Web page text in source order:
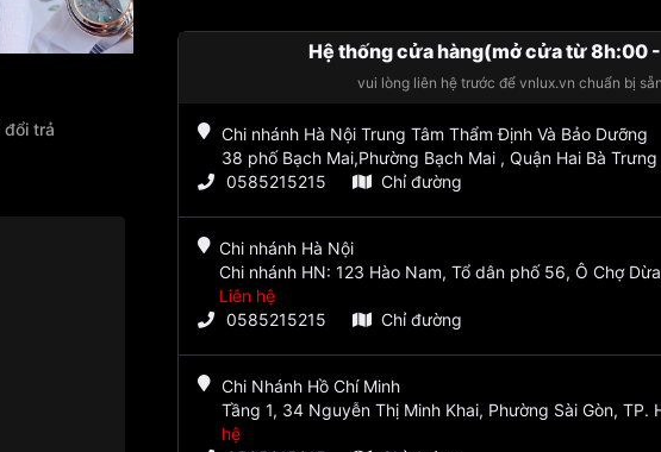
đổi trả
Hệ thống cửa hàng(mở cửa từ 8h:00
vui lòng liên hệ trước để vnlux.vn chuẩn bị
Chi nhánh Hà Nội Trung Tâm Thẩm Định Và Bảo Dưỡng
38 phố Bạch Mai,Phường Bạch Mai , Quận Hai Bà
0585215215
Chỉ đường
Chi nhánh Hà Nội
Chi nhánh HN: 123 Hào Nam, Tổ dân phố 56, Ô Chợ
Liên hệ
0585215215
Chỉ đường
Chi Nhánh Hồ Chí Minh
Tầng 1, 34 Nguyễn Thị Minh Khai, Phường Sài Gòn, TP.
hệ